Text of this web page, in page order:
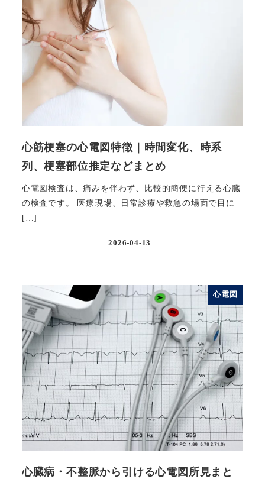
心筋梗塞の心電図特徴｜時間変化、時系
列、梗塞部位推定などまとめ
心電図検査は、痛みを伴わず、比較的簡便に行える心臓
の検査です。 医療現場、日常診療や救急の場面で目に
[…]
2026-04-13
心電図
心臓病・不整脈から引ける心電図所見まと